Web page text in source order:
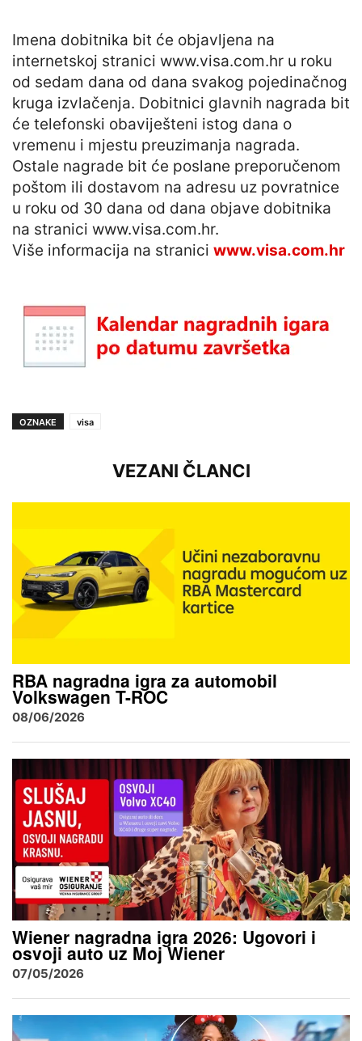
Imena dobitnika bit će objavljena na
internetskoj stranici www.visa.com.hr u roku
od sedam dana od dana svakog pojedinačnog
kruga izvlačenja. Dobitnici glavnih nagrada bit
će telefonski obaviješteni istog dana o
vremenu i mjestu preuzimanja nagrada.
Ostale nagrade bit će poslane preporučenom
poštom ili dostavom na adresu uz povratnice
u roku od 30 dana od dana objave dobitnika
na stranici www.visa.com.hr.
Više informacija na stranici www.visa.com.hr
OZNAKE visa
VEZANI ČLANCI
RBA nagradna igra za automobil
Volkswagen T-ROC
08/06/2026
Wiener nagradna igra 2026: Ugovori i
osvoji auto uz Moj Wiener
07/05/2026